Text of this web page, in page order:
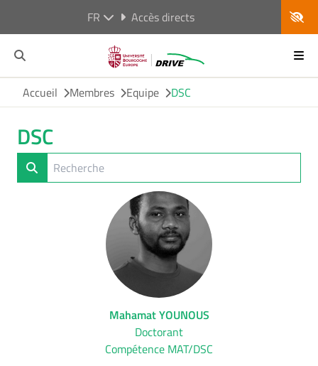
FR Accès directs
Accueil Membres Equipe DSC
DSC
Mahamat YOUNOUS
Doctorant
Compétence MAT/DSC